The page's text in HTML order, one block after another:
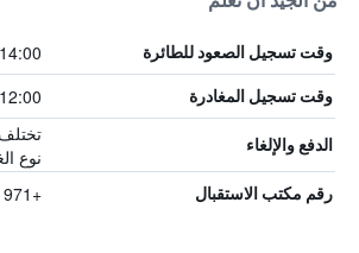
وقت تسجيل الصعود للطائرة 14:00
وقت تسجيل المغادرة 12:00
الدفع والإلغاء
نوع
رقم مكتب الاستقبال +971 6573 9777